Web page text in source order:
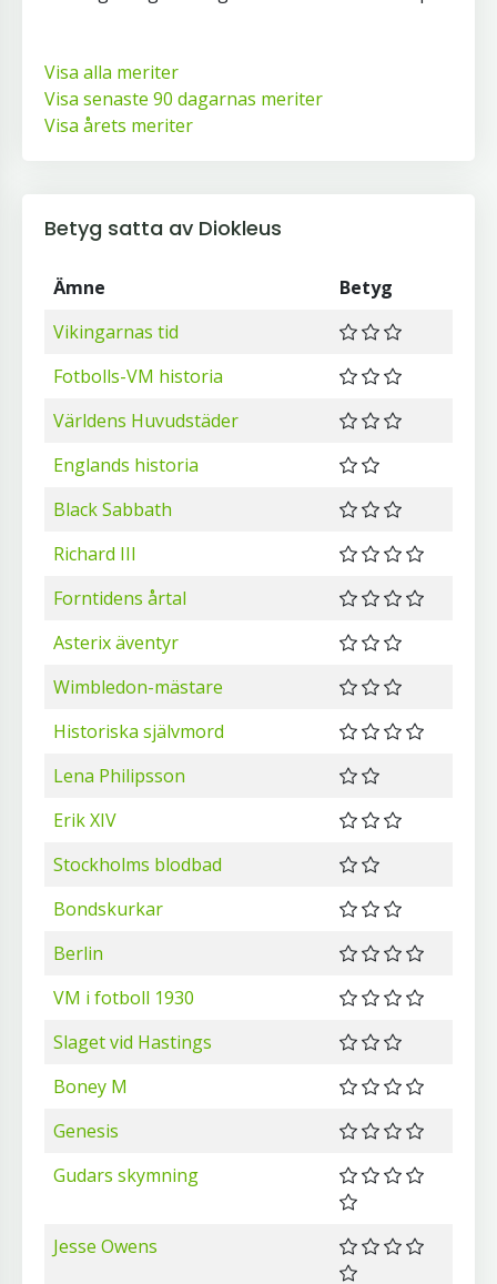
Visa alla meriter
Visa senaste 90 dagarnas meriter
Visa årets meriter
Betyg satta av Diokleus
Ämne
Betyg
Vikingarnas tid
Fotbolls-VM historia
Världens Huvudstäder
Englands historia
Black Sabbath
Richard III
Forntidens årtal
Asterix äventyr
Wimbledon-mästare
Historiska självmord
Lena Philipsson
Erik XIV
Stockholms blodbad
Bondskurkar
Berlin
VM i fotboll 1930
Slaget vid Hastings
Boney M
Genesis
Gudars skymning
Jesse Owens